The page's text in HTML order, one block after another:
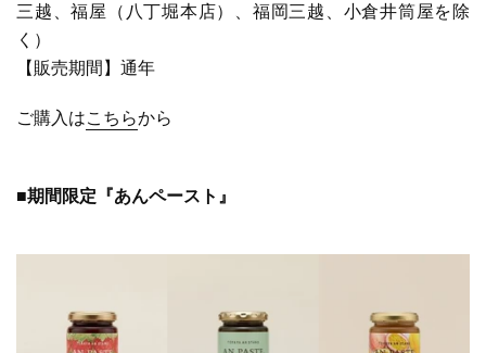
三越、福屋（八丁堀本店）、福岡三越、小倉井筒屋を除
く）
【販売期間】通年
ご購入はこちらから
■期間限定『あんペースト』